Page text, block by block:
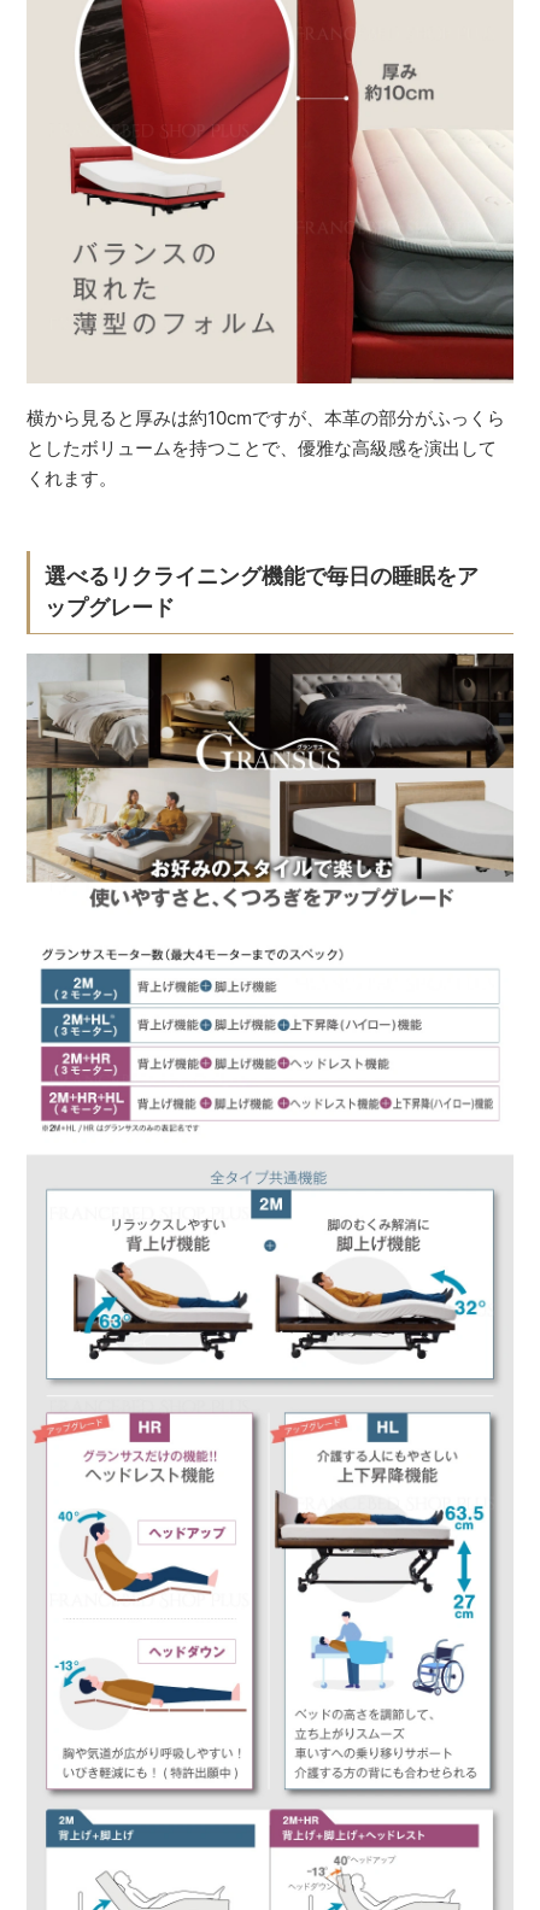
横から見ると厚みは約10cmですが、本革の部分がふっくら
としたボリュームを持つことで、優雅な高級感を演出して
くれます。
選べるリクライニング機能で毎日の睡眠をア
ップグレード